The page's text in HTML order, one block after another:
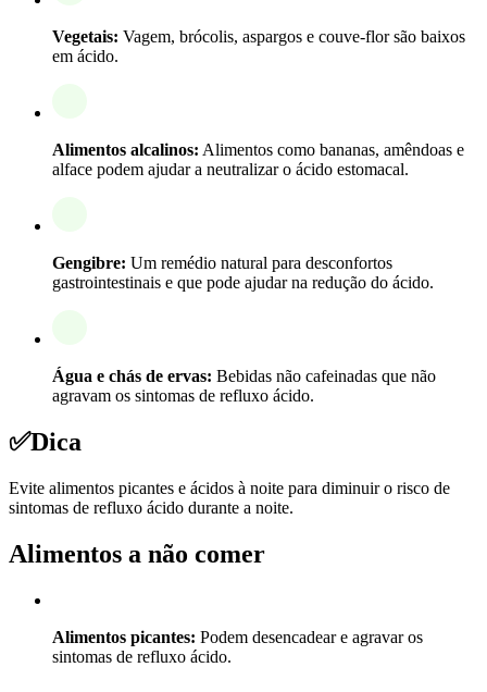
Vegetais: Vagem, brócolis, aspargos e couve-flor são baixos
em ácido.
Alimentos alcalinos: Alimentos como bananas, amêndoas e
alface podem ajudar a neutralizar o ácido estomacal.
Gengibre: Um remédio natural para desconfortos
gastrointestinais e que pode ajudar na redução do ácido.
Água e chás de ervas: Bebidas não cafeinadas que não
agravam os sintomas de refluxo ácido.
✅Dica
Evite alimentos picantes e ácidos à noite para diminuir o risco de
sintomas de refluxo ácido durante a noite.
Alimentos a não comer
Alimentos picantes: Podem desencadear e agravar os
sintomas de refluxo ácido.